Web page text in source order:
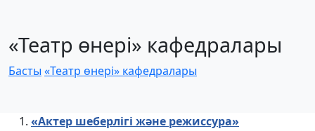
«Театр өнері» кафедралары
Басты «Театр өнері» кафедралары
«Актер шеберлігі және режиссура»